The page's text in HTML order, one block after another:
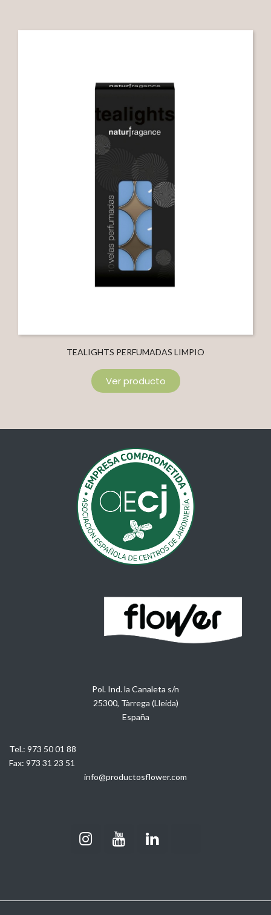
TEALIGHTS PERFUMADAS LIMPIO
Ver producto
Pol. Ind. la Canaleta s/n
25300, Tàrrega (Lleida)
España
Tel.: 973 50 01 88
Fax: 973 31 23 51
info@productosflower.com